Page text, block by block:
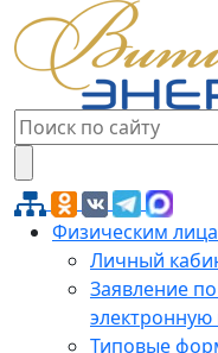
Физическим
Личный
Заявление
электронную
Типовые